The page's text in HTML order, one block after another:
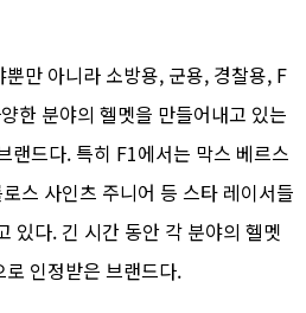
만 아니라 소방용, 군용, 경찰용, F
한 분야의 헬멧을 만들어내고 있는
랜드다. 특히 F1에서는 막스 베르스
스 사인츠 주니어 등 스타 레이서들
있다. 긴 시간 동안 각 분야의 헬멧
인정받은 브랜드다.